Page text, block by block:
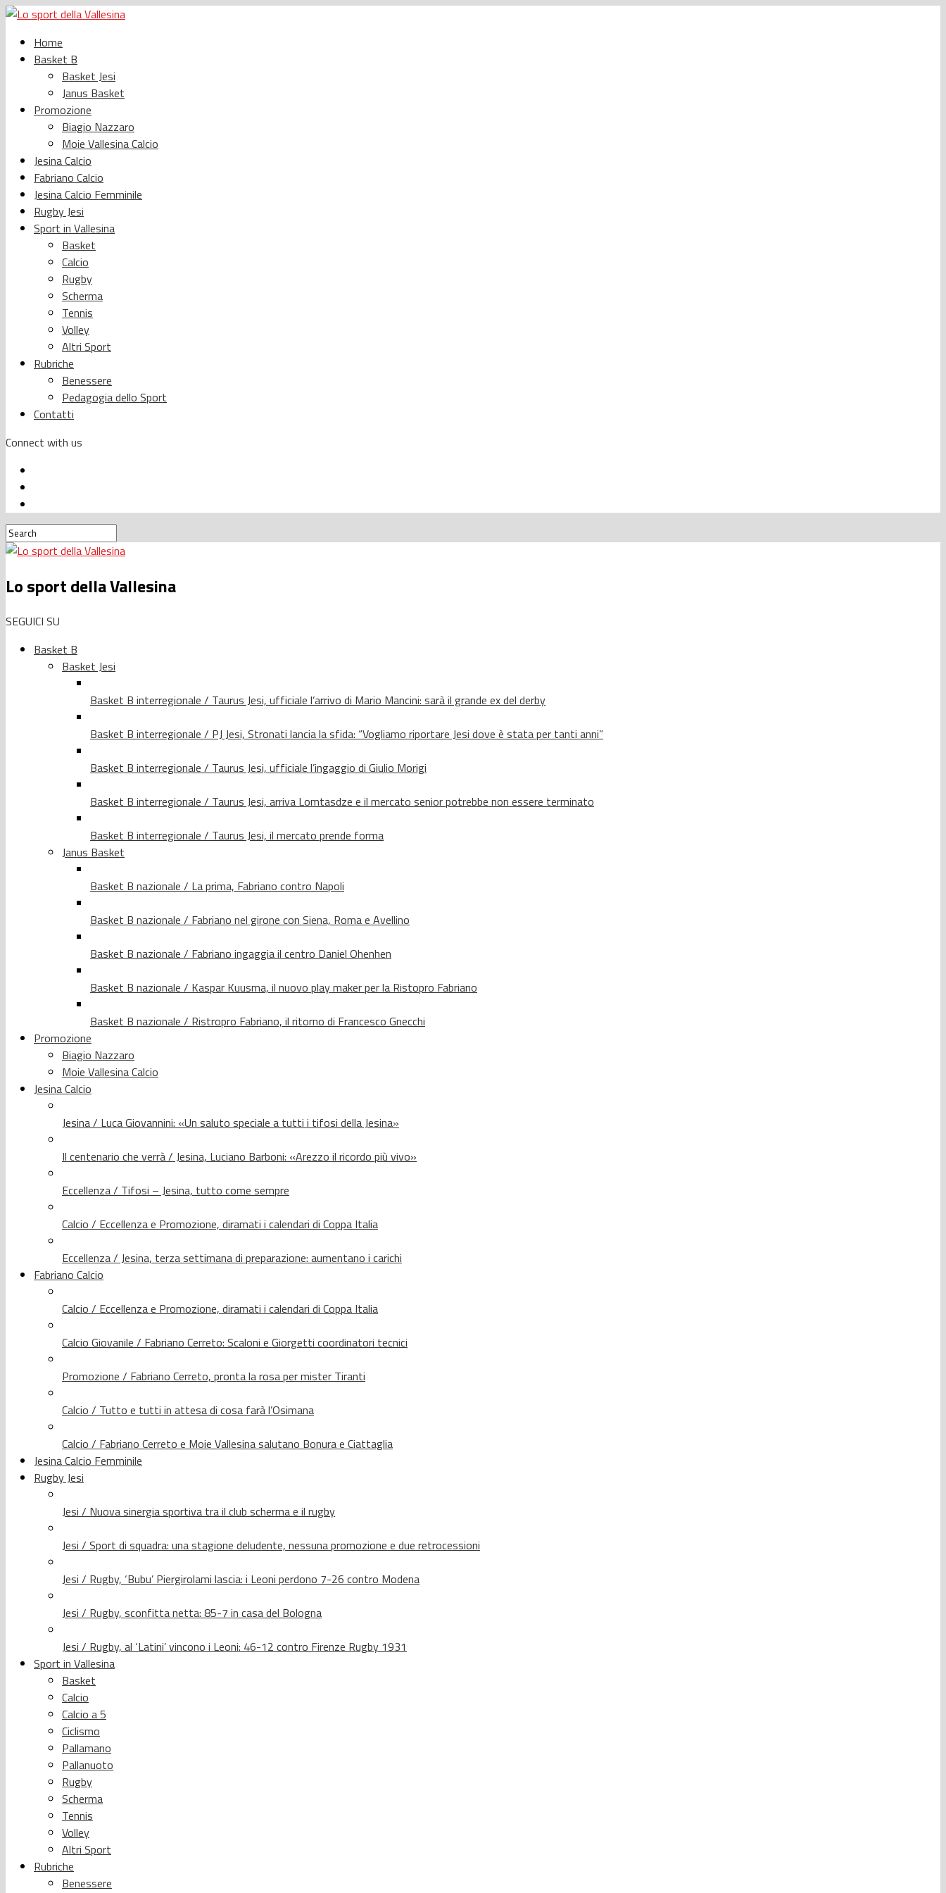
Home
Basket B
Basket Jesi
Janus Basket
Promozione
Biagio Nazzaro
Moie Vallesina Calcio
Jesina Calcio
Fabriano Calcio
Jesina Calcio Femminile
Rugby Jesi
Sport in Vallesina
Basket
Calcio
Rugby
Scherma
Tennis
Volley
Altri Sport
Rubriche
Benessere
Pedagogia dello Sport
Contatti
Connect with us
Lo sport della Vallesina
SEGUICI SU
Basket B
Basket Jesi
Basket B interregionale / Taurus Jesi, ufficiale l’arrivo di Mario Mancini: sarà il grande ex del derby
Basket B interregionale / PJ Jesi, Stronati lancia la sfida: “Vogliamo riportare Jesi dove è stata per tanti anni”
Basket B interregionale / Taurus Jesi, ufficiale l’ingaggio di Giulio Morigi
Basket B interregionale / Taurus Jesi, arriva Lomtasdze e il mercato senior potrebbe non essere terminato
Basket B interregionale / Taurus Jesi, il mercato prende forma
Janus Basket
Basket B nazionale / La prima, Fabriano contro Napoli
Basket B nazionale / Fabriano nel girone con Siena, Roma e Avellino
Basket B nazionale / Fabriano ingaggia il centro Daniel Ohenhen
Basket B nazionale / Kaspar Kuusma, il nuovo play maker per la Ristopro Fabriano
Basket B nazionale / Ristropro Fabriano, il ritorno di Francesco Gnecchi
Promozione
Biagio Nazzaro
Moie Vallesina Calcio
Jesina Calcio
Jesina / Luca Giovannini: «Un saluto speciale a tutti i tifosi della Jesina»
Il centenario che verrà / Jesina, Luciano Barboni: «Arezzo il ricordo più vivo»
Eccellenza / Tifosi – Jesina, tutto come sempre
Calcio / Eccellenza e Promozione, diramati i calendari di Coppa Italia
Eccellenza / Jesina, terza settimana di preparazione: aumentano i carichi
Fabriano Calcio
Calcio / Eccellenza e Promozione, diramati i calendari di Coppa Italia
Calcio Giovanile / Fabriano Cerreto: Scaloni e Giorgetti coordinatori tecnici
Promozione / Fabriano Cerreto, pronta la rosa per mister Tiranti
Calcio / Tutto e tutti in attesa di cosa farà l’Osimana
Calcio / Fabriano Cerreto e Moie Vallesina salutano Bonura e Ciattaglia
Jesina Calcio Femminile
Rugby Jesi
Jesi / Nuova sinergia sportiva tra il club scherma e il rugby
Jesi / Sport di squadra: una stagione deludente, nessuna promozione e due retrocessioni
Jesi / Rugby, ‘Bubu’ Piergirolami lascia: i Leoni perdono 7-26 contro Modena
Jesi / Rugby, sconfitta netta: 85-7 in casa del Bologna
Jesi / Rugby, al ‘Latini’ vincono i Leoni: 46-12 contro Firenze Rugby 1931
Sport in Vallesina
Basket
Calcio
Calcio a 5
Ciclismo
Pallamano
Pallanuoto
Rugby
Scherma
Tennis
Volley
Altri Sport
Rubriche
Benessere